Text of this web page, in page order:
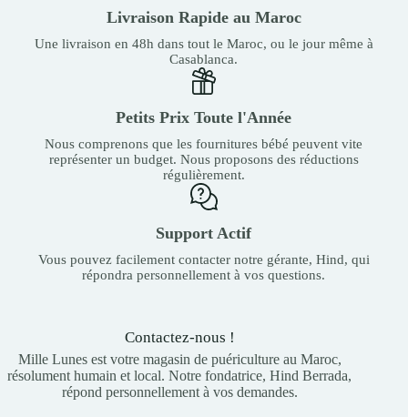
Livraison Rapide au Maroc
Une livraison en 48h dans tout le Maroc, ou le jour même à
Casablanca.
Petits Prix Toute l'Année
Nous comprenons que les fournitures bébé peuvent vite
représenter un budget. Nous proposons des réductions
régulièrement.
Support Actif
Vous pouvez facilement contacter notre gérante, Hind, qui
répondra personnellement à vos questions.
Contactez-nous !
Mille Lunes est votre magasin de puériculture au Maroc,
résolument humain et local. Notre fondatrice, Hind Berrada,
répond personnellement à vos demandes.